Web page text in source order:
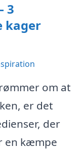
3
kager
om at
er det
der
en kæmpe